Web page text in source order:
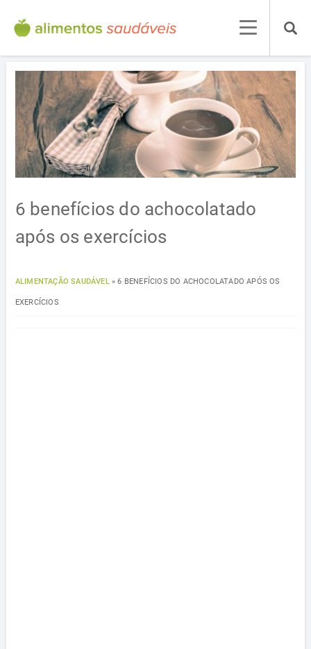
6 benefícios do achocolatado
após os exercícios
ALIMENTAÇÃO SAUDÁVEL»6 BENEFÍCIOS DO ACHOCOLATADO APÓS OS
EXERCÍCIOS